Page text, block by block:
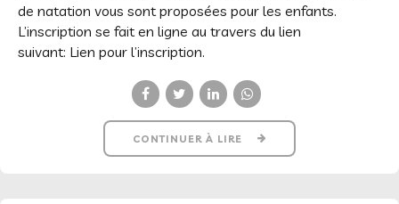
de natation vous sont proposées pour les enfants.
L’inscription se fait en ligne au travers du lien
suivant: Lien pour l’inscription.
CONTINUER À LIRE